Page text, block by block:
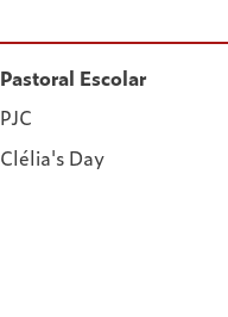
Pastoral Escolar
PJC
Clélia's Day